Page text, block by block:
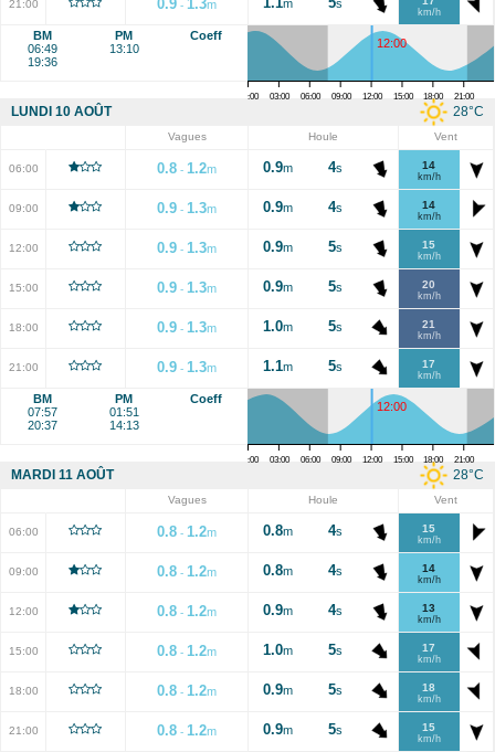
21:00 0.9 - 1.3m m s
km/h
BM
06:49
19:36
PM
13:10
Coeff
12:00
00:00 03:00 06:00 09:00 12:00 15:00 18:00 21:00
28°C
LUNDI 10 AOÛT
Vagues Houle Vent
06:00 0.8 - 1.2m 0.9m 4s 14
km/h
09:00 0.9 - 1.3m 0.9m 4s 14
km/h
12:00 0.9 - 1.3m 0.9m 5s 15
km/h
15:00 0.9 - 1.3m 0.9m 5s 20
km/h
18:00 0.9 - 1.3m 1.0m 5s 21
km/h
21:00 0.9 - 1.3m 1.1m 5s 17
km/h
BM
07:57
20:37
PM
01:51
14:13
Coeff
12:00
00:00 03:00 06:00 09:00 12:00 15:00 18:00 21:00
28°C
MARDI 11 AOÛT
Vagues Houle Vent
06:00 0.8 - 1.2m 0.8m 4s 15
km/h
09:00 0.8 - 1.2m 0.8m 4s 14
km/h
12:00 0.8 - 1.2m 0.9m 4s 13
km/h
15:00 0.8 - 1.2m 1.0m 5s 17
km/h
18:00 0.8 - 1.2m 0.9m 5s 18
km/h
21:00 0.8 - 1.2m 0.9m 5s 15
km/h